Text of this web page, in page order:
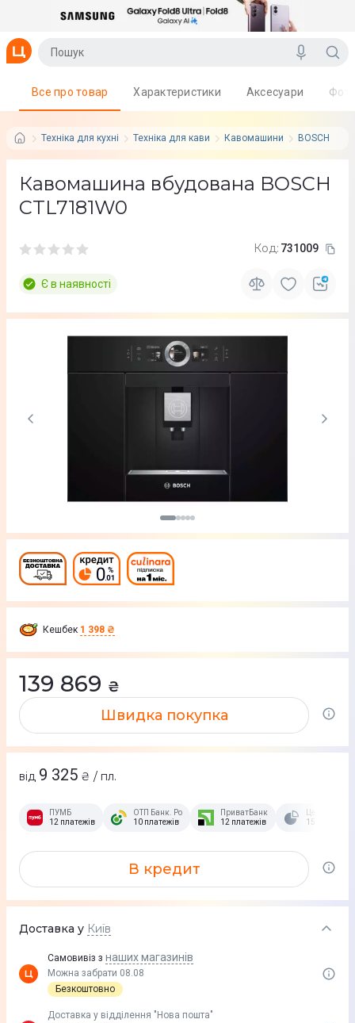
Техніка для кухні Техніка для кави Кавомашини BOSCH
Все про товар Характеристики Аксесуари
Кавомашина вбудована BOSCH
CTL7181W0
Код: 731009
Є в наявності
Кешбек 1 398 ₴
139 869 ₴
Швидка покупка
від 9 325 ₴ / пл.
ПУМБ
12 платежів
ОТП Банк. Розстрочка Скибочка.
10 платежів
ПриватБанк
12 платежів
15 платежів
В кредит
Доставка у Київ
Самовивіз з наших магазинів
Можна забрати 08.08
Безкоштовно
Доставка у вiддiлення "Нова пошта"